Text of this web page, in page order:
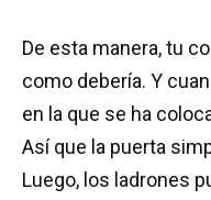
De esta manera, tu
como debería. Y
en la que se ha
Así que la puerta
Luego, los ladrones